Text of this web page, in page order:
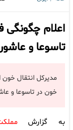
اعلام چگونگی
تاسوعا و
مدیرکل انتقال خون
خون در تاسوعا و
به گزارش